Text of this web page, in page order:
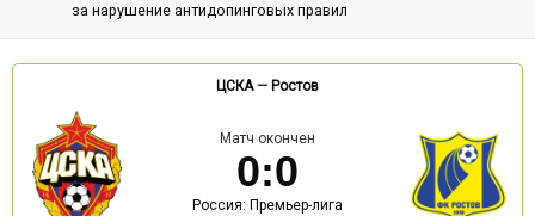
за нарушение антидопинговых правил
ЦСКА— Ростов
Матч окончен
0:0
Россия: Премьер-лига